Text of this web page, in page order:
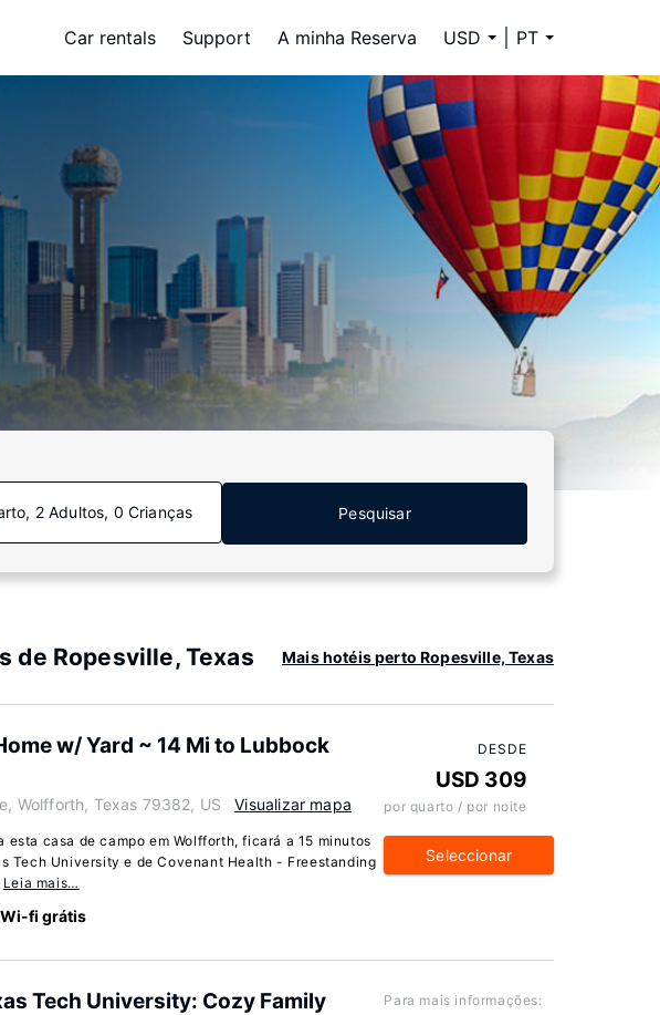
Car rentals Support A minha Reserva USD PT
2 Adultos, 0 Crianças Pesquisar
de Ropesville, Texas Mais hotéis perto Ropesville, Texas
w/ Yard ~ 14 Mi to Lubbock
Wolfforth, Texas 79382, US Visualizar mapa
esta casa de campo em Wolfforth, ficará a 15 minutos
Tech University e de Covenant Health - Freestanding
Leia mais…
Wi-fi grátis
DESDE
USD 309
por quarto / por noite
Seleccionar
Tech University: Cozy Family
Para mais informações: